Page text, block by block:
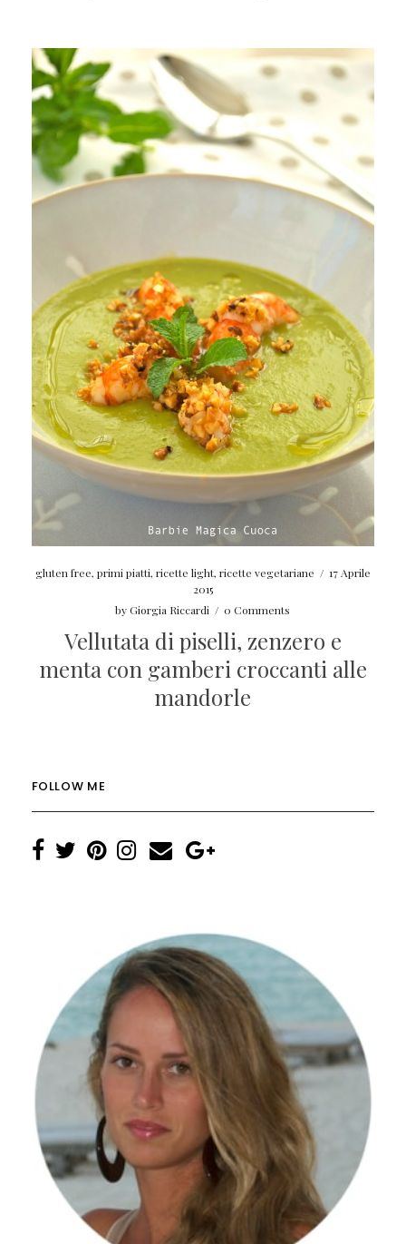
gluten free, primi piatti, ricette light, ricette vegetariane / 17 Aprile
2015
byGiorgia Riccardi / 0 Comments
Vellutata di piselli, zenzero e
menta con gamberi croccanti alle
mandorle
FOLLOW ME